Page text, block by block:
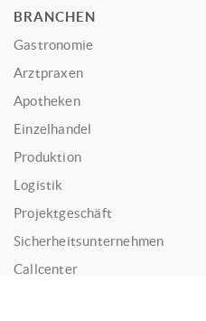
BRANCHEN
Gastronomie
Arztpraxen
Apotheken
Einzelhandel
Produktion
Logistik
Projektgeschäft
Sicherheitsunternehmen
Callcenter